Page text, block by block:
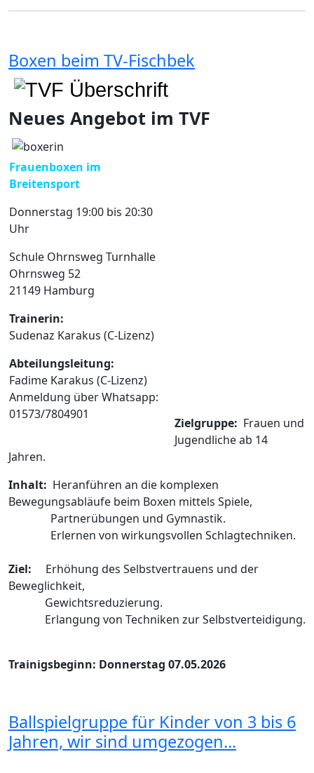
Boxen beim TV-Fischbek
Neues Angebot im TVF
Frauenboxen im
Breitensport
Donnerstag 19:00 bis 20:30
Uhr
Schule Ohrnsweg Turnhalle
Ohrnsweg 52
21149 Hamburg
Trainerin:
Sudenaz Karakus (C-Lizenz)
Abteilungsleitung:
Fadime Karakus (C-Lizenz)
Anmeldung über Whatsapp:
01573/7804901
Zielgruppe: Frauen und
Jugendliche ab 14
Jahren.
Inhalt: Heranführen an die komplexen
Bewegungsabläufe beim Boxen mittels Spiele,
Partnerübungen und Gymnastik.
Erlernen von wirkungsvollen Schlagtechniken.
Ziel: Erhöhung des Selbstvertrauens und der
Beweglichkeit,
Gewichtsreduzierung.
Erlangung von Techniken zur Selbstverteidigung.
Trainigsbeginn: Donnerstag 07.05.2026
Ballspielgruppe für Kinder von 3 bis 6
Jahren, wir sind umgezogen...